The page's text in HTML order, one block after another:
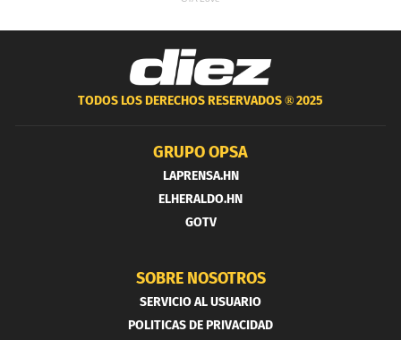
TODOS LOS DERECHOS RESERVADOS ®2025
GRUPO OPSA
LAPRENSA.HN
ELHERALDO.HN
GOTV
SOBRE NOSOTROS
SERVICIO AL USUARIO
POLITICAS DE PRIVACIDAD